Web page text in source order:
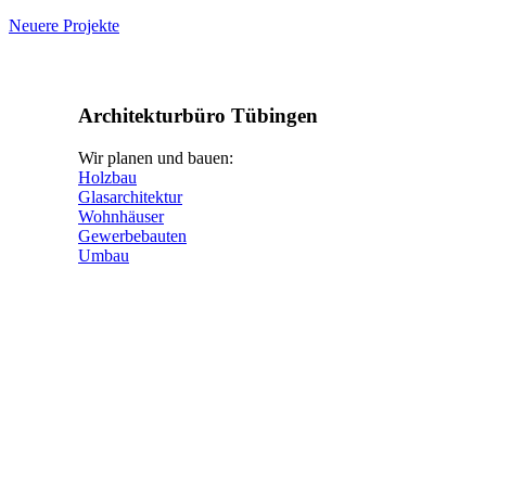
Neuere Projekte
Architekturbüro Tübingen
Wir planen und bauen:
Holzbau
Glasarchitektur
Wohnhäuser
Gewerbebauten
Umbau